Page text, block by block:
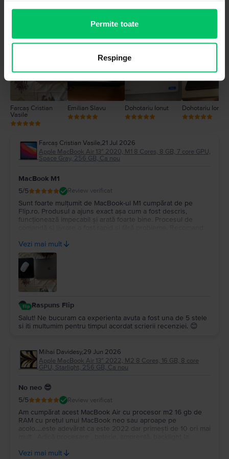
Permite toate
Respinge
4
3
1
Farcaș Cristian
Vasile
Emilian Slavu Dohotariu Ionut Dohotariu Ionut
Farcaș Cristian Vasile,21 Jul 2026
Apple MacBook Air 13″ 2020, M1 8 Cores, 8 GB, 7 core GPU,
Space Gray, 256 GB, Ca nou
MacBook M1
5/5 Review verificat
Sunt foarte mulțumit de MacBook-ul M1 cumpărat de pe
Flip.ro. Produsul a ajuns exact așa cum a fost descris,
funcționează impecabil și arată foarte bine. Procesul de
Mulțumesc pentru experiența plăcută!
Vezi mai mult
Raspuns Flip
Salut! Ne bucuram ca experienta avuta a fost una de 5 stele
si iti multumim pentru timpul acordat scrierii recenziei. 😊
Mihai Davidesy,29 Jun 2026
Apple MacBook Air 13″ 2022, M2 8 Cores, 16 GB, 8 core
GPU, Starlight, 256 GB, Ca nou
No neo 😎
5/5 Review verificat
Am cumpărat acest MacBook Air cu procesor m2 16 gb de
RAM cu prețul unui MacBook neo sau aproape pe
acolo….este adevărat ca este 2022 dar primești de 10 ori mai
super portabil …nu îl simți în geantă…Multumesc
Vezi mai mult